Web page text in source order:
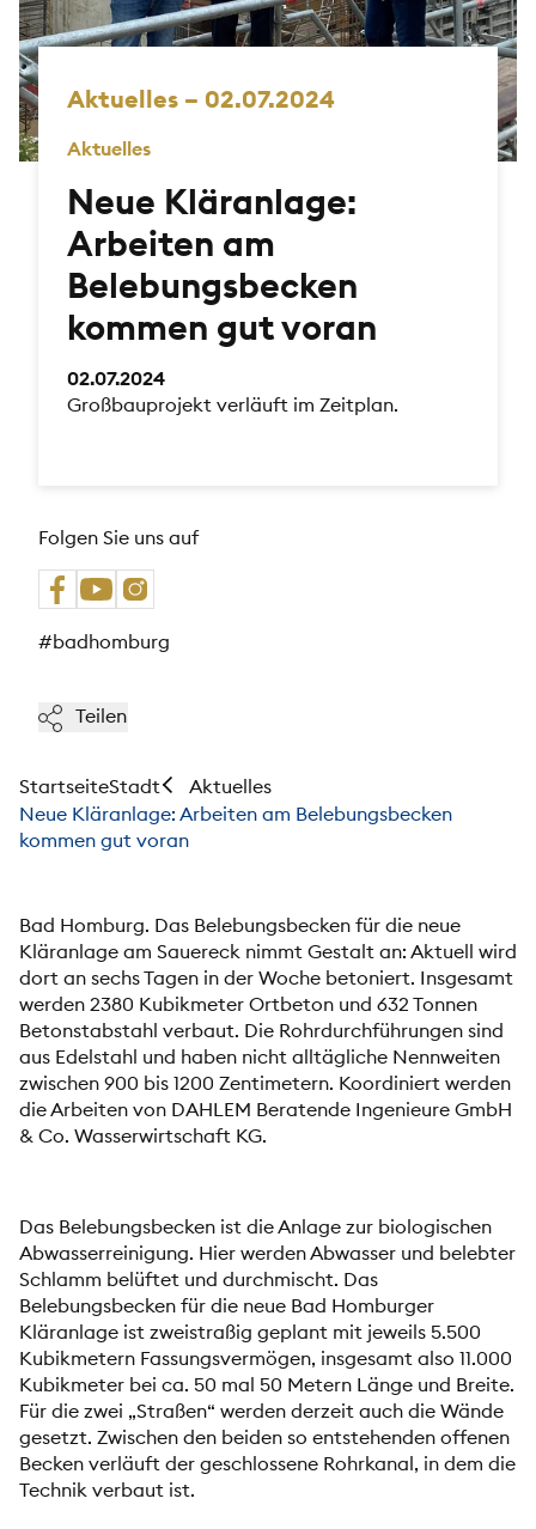
Aktuelles – 02.07.2024
Aktuelles
Neue Kläranlage:
Arbeiten am
Belebungsbecken
kommen gut voran
02.07.2024
Großbauprojekt verläuft im Zeitplan.
Folgen Sie uns auf
#badhomburg
Teilen
StartseiteStadt
Aktuelles
Neue Kläranlage: Arbeiten am Belebungsbecken
kommen gut voran
Bad Homburg. Das Belebungsbecken für die neue
Kläranlage am Sauereck nimmt Gestalt an: Aktuell wird
dort an sechs Tagen in der Woche betoniert. Insgesamt
werden 2380 Kubikmeter Ortbeton und 632 Tonnen
Betonstabstahl verbaut. Die Rohrdurchführungen sind
aus Edelstahl und haben nicht alltägliche Nennweiten
zwischen 900 bis 1200 Zentimetern. Koordiniert werden
die Arbeiten von DAHLEM Beratende Ingenieure GmbH
& Co. Wasserwirtschaft KG.
Das Belebungsbecken ist die Anlage zur biologischen
Abwasserreinigung. Hier werden Abwasser und belebter
Schlamm belüftet und durchmischt. Das
Belebungsbecken für die neue Bad Homburger
Kläranlage ist zweistraßig geplant mit jeweils 5.500
Kubikmetern Fassungsvermögen, insgesamt also 11.000
Kubikmeter bei ca. 50 mal 50 Metern Länge und Breite.
Für die zwei „Straßen“ werden derzeit auch die Wände
gesetzt. Zwischen den beiden so entstehenden offenen
Becken verläuft der geschlossene Rohrkanal, in dem die
Technik verbaut ist.